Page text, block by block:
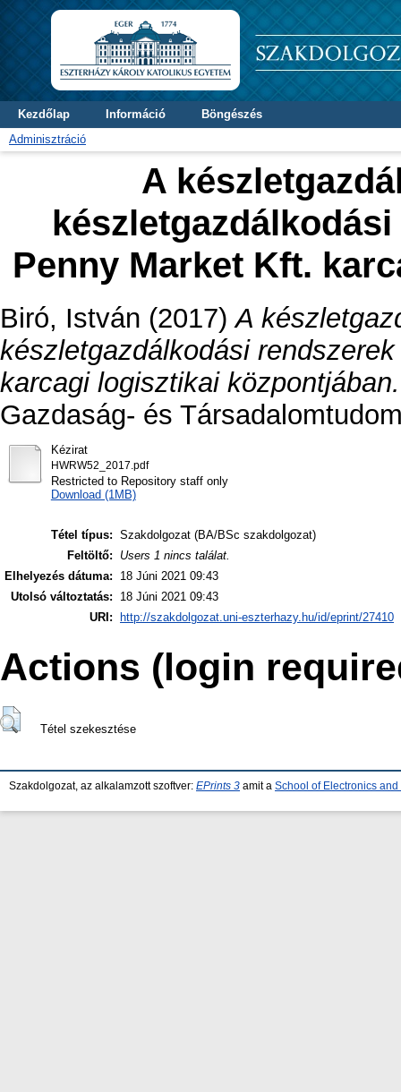
Kezdőlap Információ
Böngészés
Adminisztráció
A
Penny Market Kft.
Biró, István (2017)A
készletgazdálkodási
karcagi logisztikai központjában.
Gazdaság- és
Kézirat
HWRW52_2017.pdf
Restricted to Repository staff only
Download (1MB)
Tétel típus: Szakdolgozat (BA/BSc szakdolgozat)
Feltöltő:
Users 1 nincs találat.
Elhelyezés dátuma:
18 Júni 2021 09:43
Utolsó változtatás:
18 Júni 2021 09:43
URI:
http://szakdolgozat.uni-eszterhazy.hu/id/eprint/27410
Actions (login
Tétel szekesztése
Szakdolgozat, az alkalamzott szoftver: EPrints 3 amit a School of Electronics